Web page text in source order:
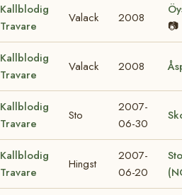
Kallblodig
Travare
Valack 2008
📷
Kallblodig
Travare
Valack 2008
Kallblodig
Travare
Sto
2007-
06-30
Kallblodig
Travare
Hingst
2007-
06-20